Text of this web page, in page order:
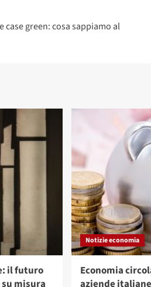
case green: cosa sappiamo al
il futuro
misura
Notizie economia
Economia
aziende